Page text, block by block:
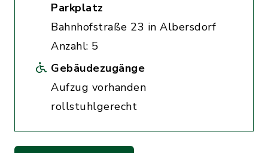
Parkplatz
Bahnhofstraße 23 in Albersdorf
Anzahl: 5
Gebäudezugänge
Aufzug vorhanden
rollstuhlgerecht